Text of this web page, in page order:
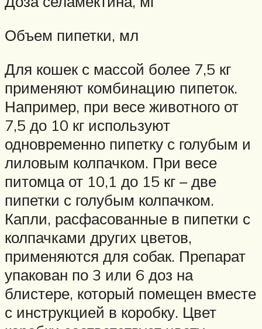
Объем пипетки, мл
Для кошек с массой более 7,5 кг
применяют комбинацию пипеток.
Например, при весе животного от
7,5 до 10 кг используют
одновременно пипетку с голубым и
лиловым колпачком. При весе
питомца от 10,1 до 15 кг – две
пипетки с голубым колпачком.
Капли, расфасованные в пипетки с
колпачками других цветов,
применяются для собак. Препарат
упакован по 3 или 6 доз на
блистере, который помещен вместе
с инструкцией в коробку. Цвет